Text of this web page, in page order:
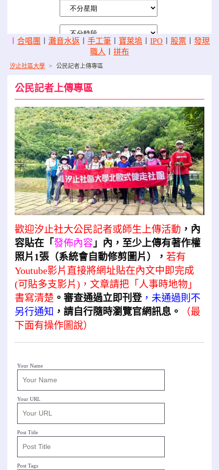
合唱團 灘音水返 手工筆 寶萊塢 IPO 股票
發現
職人
拼布
汐止社區大學 > 公民記者上傳專區
公民記者上傳專區
歡迎汐止社大公民記者或師生上傳活動 ，內
容貼在「發佈內容 」內，至少上傳有著作權
照片1張（系統會自動修剪圖片）， 若有
Youtube影片直接將網址貼在內文中即完成
(可貼多支影片)，文章請把「人事時地物」
書寫清楚 。審查通過立即刊登，未通過則不
另行通知 ，請自行隨時瀏覽官網訊息。
（最
下面有操作圖說）
Your Name
Your URL
Post Title
Post Tags